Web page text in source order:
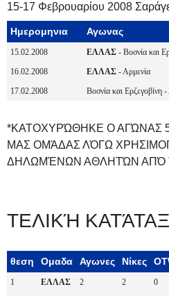
15-17 Φεβρουαρίου 2008
Ημερομηνια Αγωνας
15.02.2008 ΕΛΛΑΣ - Βοσνία και
16.02.2008
ΕΛΛΑΣ - Αρμενία
17.02.2008
Βοσνία και Ερζεγοβίνη
*ΚΑΤΟΧΥΡΏΘΗΚΕ Ο ΑΓΏΝΑΣ
ΜΑΣ ΟΜΆΔΑΣ ΛΌΓΩ
ΔΗΛΩΜΈΝΩΝ ΑΘΛΗΤΏΝ ΑΠΌ
ΤΕΛΙΚΉ
θεση Ομαδα Αγωνες Νίκες
1 ΕΛΛΑΣ 2 2 0